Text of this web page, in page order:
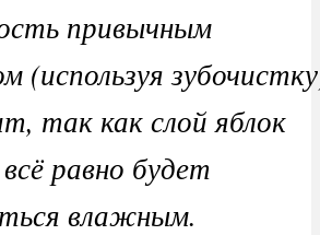
привычным
(используя
так как слой яблок
равно будет
влажным.